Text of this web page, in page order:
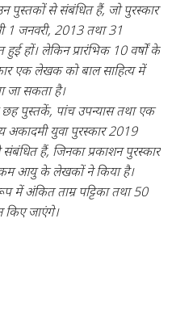
पुस्‍तकों से संबंधित हैं, जो पुरस्‍कार
1 जनवरी, 2013 तथा 31
हों। लेकिन प्रारंभिक 10 वर्षों के
एक लेखक को बाल साहित्‍य में
जा सकता है।
पुस्‍तकें, पांच उपन्‍यास तथा एक
अकादमी युवा पुरस्‍कार 2019
हैं, जिनका प्रकाशन पुरस्‍कार
कम आयु के लेखकों ने किया है।
में अंकित ताम्र पट्टिका तथा 50
किए जाएंगे।